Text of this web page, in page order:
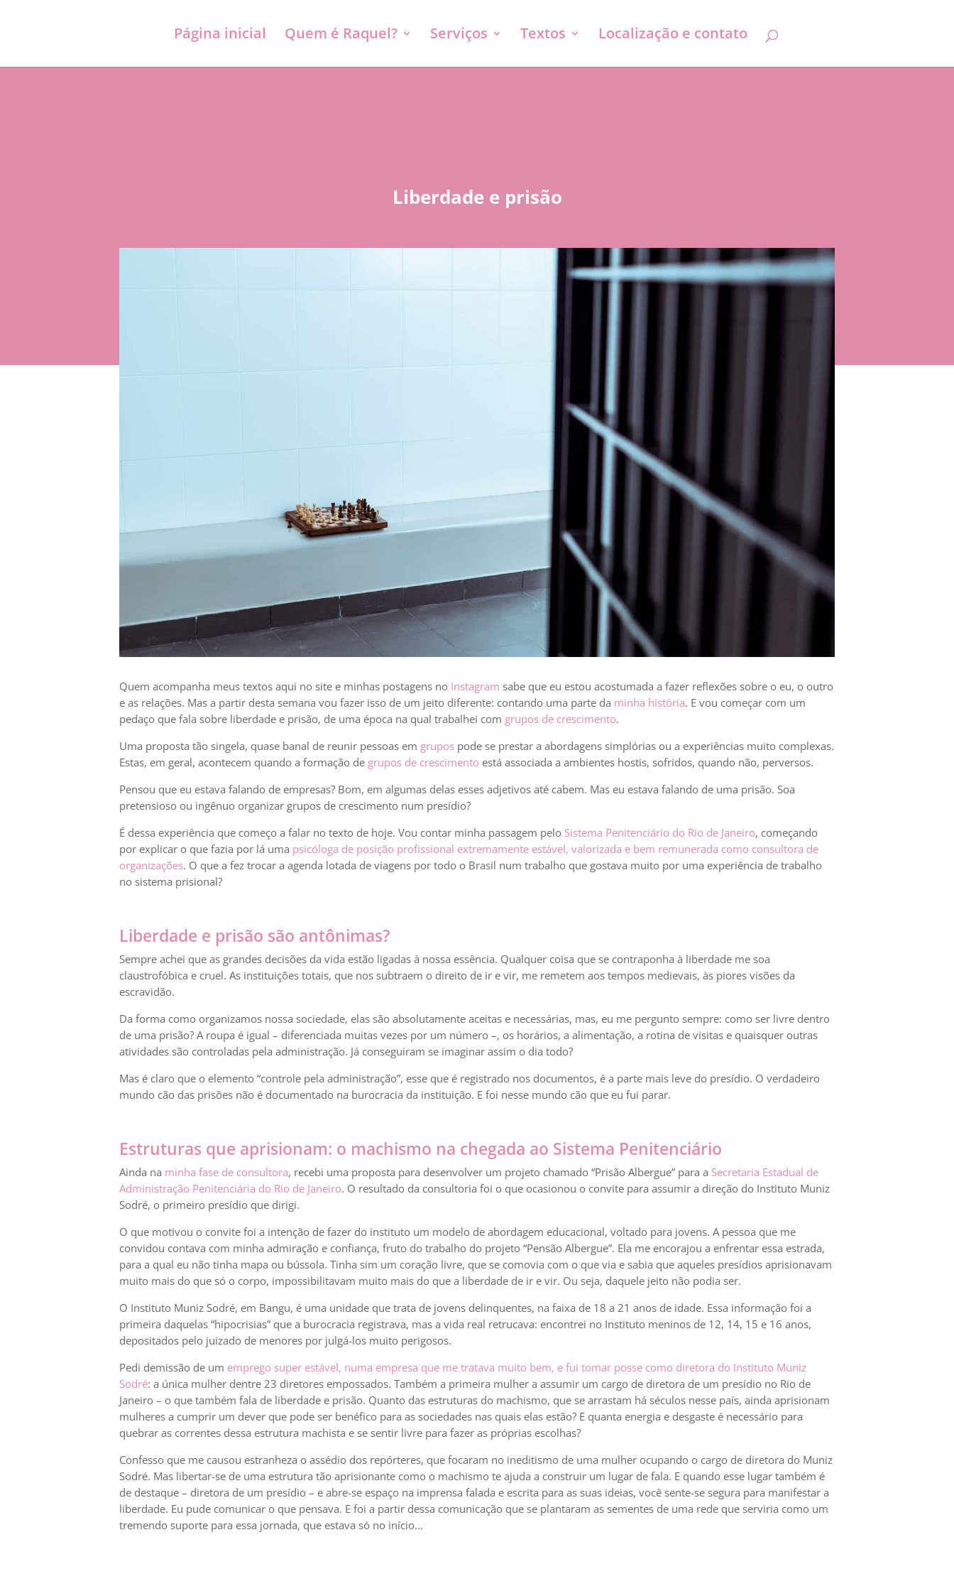
Página inicial Quem é Raquel? Serviços Textos Localização e contato
Liberdade e prisão
Quem acompanha meus textos aqui no site e minhas postagens no Instagram sabe que eu estou acostumada a fazer reflexões sobre o eu, o outro
e as relações. Mas a partir desta semana vou fazer isso de um jeito diferente: contando uma parte da minha história. E vou começar com um
pedaço que fala sobre liberdade e prisão, de uma época na qual trabalhei com grupos de crescimento.
Uma proposta tão singela, quase banal de reunir pessoas em grupos pode se prestar a abordagens simplórias ou a experiências muito complexas.
Estas, em geral, acontecem quando a formação de grupos de crescimento está associada a ambientes hostis, sofridos, quando não, perversos.
Pensou que eu estava falando de empresas? Bom, em algumas delas esses adjetivos até cabem. Mas eu estava falando de uma prisão. Soa
pretensioso ou ingênuo organizar grupos de crescimento num presídio?
É dessa experiência que começo a falar no texto de hoje. Vou contar minha passagem pelo Sistema Penitenciário do Rio de Janeiro, começando
por explicar o que fazia por lá uma psicóloga de posição profissional extremamente estável, valorizada e bem remunerada como consultora de
organizações. O que a fez trocar a agenda lotada de viagens por todo o Brasil num trabalho que gostava muito por uma experiência de trabalho
no sistema prisional?
Liberdade e prisão são antônimas?
Sempre achei que as grandes decisões da vida estão ligadas à nossa essência. Qualquer coisa que se contraponha à liberdade me soa
claustrofóbica e cruel. As instituições totais, que nos subtraem o direito de ir e vir, me remetem aos tempos medievais, às piores visões da
escravidão.
Da forma como organizamos nossa sociedade, elas são absolutamente aceitas e necessárias, mas, eu me pergunto sempre: como ser livre dentro
de uma prisão? A roupa é igual – diferenciada muitas vezes por um número –, os horários, a alimentação, a rotina de visitas e quaisquer outras
atividades são controladas pela administração. Já conseguiram se imaginar assim o dia todo?
Mas é claro que o elemento “controle pela administração”, esse que é registrado nos documentos, é a parte mais leve do presídio. O verdadeiro
mundo cão das prisões não é documentado na burocracia da instituição. E foi nesse mundo cão que eu fui parar.
Estruturas que aprisionam: o machismo na chegada ao Sistema Penitenciário
Ainda na minha fase de consultora, recebi uma proposta para desenvolver um projeto chamado “Prisão Albergue” para a Secretaria Estadual de
Administração Penitenciária do Rio de Janeiro. O resultado da consultoria foi o que ocasionou o convite para assumir a direção do Instituto Muniz
Sodré, o primeiro presídio que dirigi.
O que motivou o convite foi a intenção de fazer do instituto um modelo de abordagem educacional, voltado para jovens. A pessoa que me
convidou contava com minha admiração e confiança, fruto do trabalho do projeto “Pensão Albergue”. Ela me encorajou a enfrentar essa estrada,
para a qual eu não tinha mapa ou bússola. Tinha sim um coração livre, que se comovia com o que via e sabia que aqueles presídios aprisionavam
muito mais do que só o corpo, impossibilitavam muito mais do que a liberdade de ir e vir. Ou seja, daquele jeito não podia ser.
O Instituto Muniz Sodré, em Bangu, é uma unidade que trata de jovens delinquentes, na faixa de 18 a 21 anos de idade. Essa informação foi a
primeira daquelas “hipocrisias” que a burocracia registrava, mas a vida real retrucava: encontrei no Instituto meninos de 12, 14, 15 e 16 anos,
depositados pelo juizado de menores por julgá-los muito perigosos.
Pedi demissão de um emprego super estável, numa empresa que me tratava muito bem, e fui tomar posse como diretora do Instituto Muniz
Sodré: a única mulher dentre 23 diretores empossados. Também a primeira mulher a assumir um cargo de diretora de um presídio no Rio de
Janeiro – o que também fala de liberdade e prisão. Quanto das estruturas do machismo, que se arrastam há séculos nesse país, ainda aprisionam
mulheres a cumprir um dever que pode ser benéfico para as sociedades nas quais elas estão? E quanta energia e desgaste é necessário para
quebrar as correntes dessa estrutura machista e se sentir livre para fazer as próprias escolhas?
Confesso que me causou estranheza o assédio dos repórteres, que focaram no ineditismo de uma mulher ocupando o cargo de diretora do Muniz
Sodré. Mas libertar-se de uma estrutura tão aprisionante como o machismo te ajuda a construir um lugar de fala. E quando esse lugar também é
de destaque – diretora de um presídio – e abre-se espaço na imprensa falada e escrita para as suas ideias, você sente-se segura para manifestar a
liberdade. Eu pude comunicar o que pensava. E foi a partir dessa comunicação que se plantaram as sementes de uma rede que serviria como um
tremendo suporte para essa jornada, que estava só no início…